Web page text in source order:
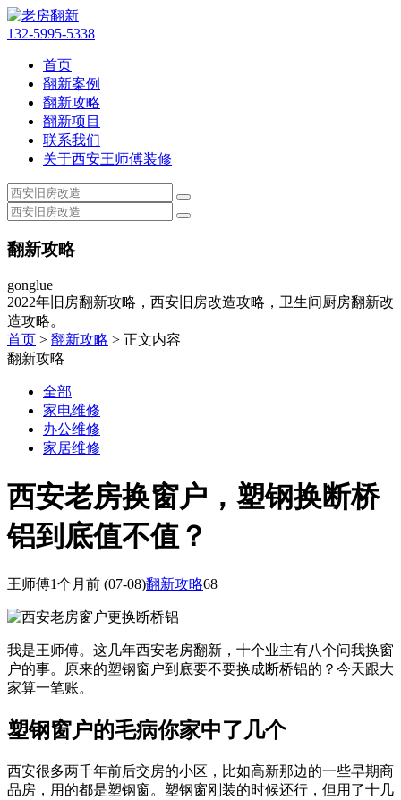
132-5995-5338
首页
翻新案例
翻新攻略
翻新项目
联系我们
关于西安王师傅装修
翻新攻略
gonglue
2022年旧房翻新攻略，西安旧房改造攻略，卫生间厨房翻新改
造攻略。
首页 > 翻新攻略 > 正文内容
翻新攻略
全部
家电维修
办公维修
家居维修
西安老房换窗户，塑钢换断桥
铝到底值不值？
王师傅1个月前 (07-08)翻新攻略68
我是王师傅。这几年西安老房翻新，十个业主有八个问我换窗
户的事。原来的塑钢窗户到底要不要换成断桥铝的？今天跟大
家算一笔账。
塑钢窗户的毛病你家中了几个
西安很多两千年前后交房的小区，比如高新那边的一些早期商
品房，用的都是塑钢窗。塑钢窗刚装的时候还行，但用了十几